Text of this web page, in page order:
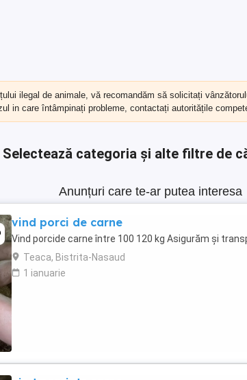
ilegal de animale, vă recomandăm să solicitați
in care întâmpinați probleme, contactați autoritățile
Selectează categoria și alte filtre de
Anunțuri care te-ar putea interesa
vind porci de carne
Vind porcide carne între 100 120 kg Asigurăm și
Teaca, Bistrita-Nasaud
1 ianuarie